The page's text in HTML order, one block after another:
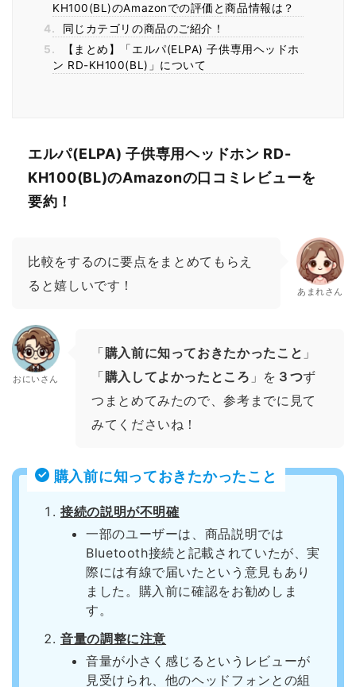
KH100(BL)のAmazonでの評価と商品情報は？
4.
同じカテゴリの商品のご紹介！
5.
【まとめ】「エルパ(ELPA) 子供専用ヘッドホ
ン RD-KH100(BL)」について
エルパ(ELPA) 子供専用ヘッドホン RD-
KH100(BL)のAmazonの口コミレビューを
要約！
比較をするのに要点をまとめてもらえ
ると嬉しいです！
あまれさん
おにいさん
「購入前に知っておきたかったこと 」
「購入してよかったところ 」を ３つず
つまとめてみたので、参考までに見て
みてくださいね！
購入前に知っておきたかったこと
接続の説明が不明確
一部のユーザーは、商品説明では
Bluetooth接続と記載されていたが、実
際には有線で届いたという意見もあり
ました。購入前に確認をお勧めしま
す。
音量の調整に注意
音量が小さく感じるというレビューが
見受けられ、他のヘッドフォンとの組